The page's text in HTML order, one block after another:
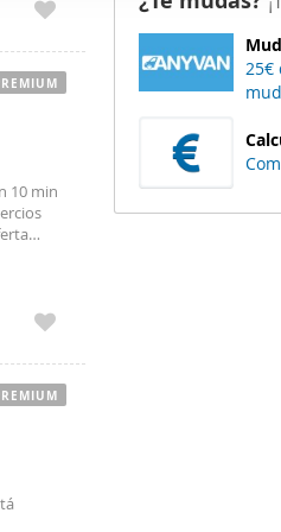
funciones
del
del uso
10 min
25€